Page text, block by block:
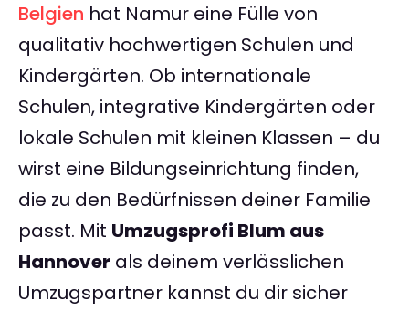
Belgien hat Namur eine Fülle von
qualitativ hochwertigen Schulen und
Kindergärten. Ob internationale
Schulen, integrative Kindergärten oder
lokale Schulen mit kleinen Klassen – du
wirst eine Bildungseinrichtung finden,
die zu den Bedürfnissen deiner Familie
passt. Mit Umzugsprofi Blum aus
Hannover als deinem verlässlichen
Umzugspartner kannst du dir sicher